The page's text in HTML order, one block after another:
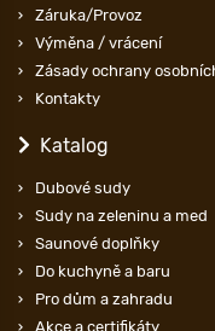
Záruka/Provoz
Výměna / vrácení
Zásady ochrany
Kontakty
Katalog
Dubové sudy
Sudy na zeleninu a med
Saunové doplňky
Do kuchyně a baru
Pro dům a zahradu
Akce a certifikáty